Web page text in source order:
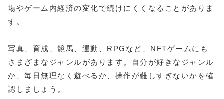
場やゲーム内経済の変化で続けにくくなることがありま
す。
写真、育成、競馬、運動、RPGなど、NFTゲームにも
さまざまなジャンルがあります。自分が好きなジャンル
か、毎日無理なく遊べるか、操作が難しすぎないかを確
認しましょう。